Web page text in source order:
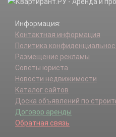
Информация:
Контактная информация
Политика
Размещение рекламы
Советы юриста
Новости недвижимости
Каталог сайтов
Доска объявлений по
Договор аренды
Обратная связь